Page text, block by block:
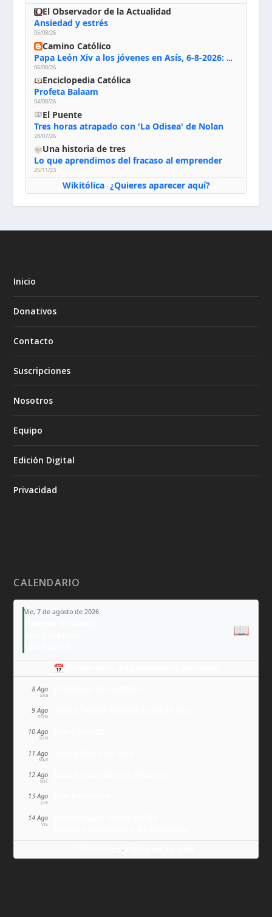
El Observador de la Actualidad
Ansiedad y estrés
05/08/26
Camino Católico
Papa León Xiv a los jóvenes en Asís, 6-8-2026: «De san Francisco aprendan la radicalidad evangélica: no los vuelve ciegos ni violentos, sino sensibles, atentos, siempre en el seguimiento de Jesús, humildes y acogiendo a todos»
06/08/26
Enciclopedia Católica
Profeta Balaam
04/08/26
El Puente
Tres horas atrapado con 'La Odisea' de Nolan
28/07/26
Una historia de tres
Lo que aprendimos del fracaso al emprender
25/11/23
Wikitólica· ¿Quieres aparecer aquí?
Inicio
Donativos
Contacto
Suscripciones
Nosotros
Equipo
Edición Digital
Privacidad
CALENDARIO
Vie, 7 de agosto de 2026
📖
📅 Añade todo a tu calendario personal
8 Ago
SÁB
9 Ago
DOM
10 Ago
LUN
11 Ago
MAR
12 Ago
MIÉ
13 Ago
JUE
14 Ago
VIE
·